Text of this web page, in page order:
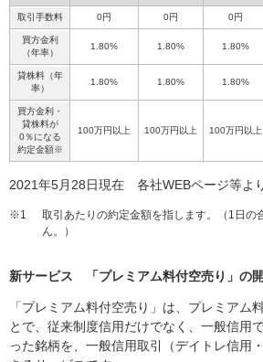
取引手数料 0円 0円 0円
買方金利
（年率）
1.80% 1.80% 1.80%
貸株料（年
率）
1.80% 1.80% 1.80%
買方金利・
貸株料が
0％になる
約定金額※
100万円以上 100万円以上 100万円以上
2021年5月28日現在 各社WEBページ等よ
※1
取引あたりの約定金額を指します。（1日の
ん。）
新サービス 「プレミアム料付空売り」の開
「プレミアム料付空売り」は、プレミアム
とで、従来制度信用だけでなく、一般信用
った銘柄を、一般信用取引（デイトレ信用